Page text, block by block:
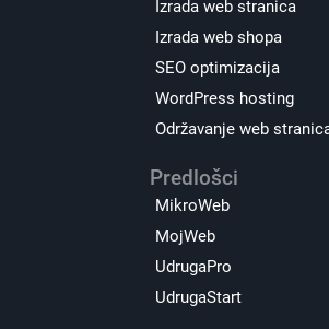
Izrada web stranica
Izrada web shopa
SEO optimizacija
WordPress hosting
Održavanje web
Predlošci
MikroWeb
MojWeb
UdrugaPro
UdrugaStart